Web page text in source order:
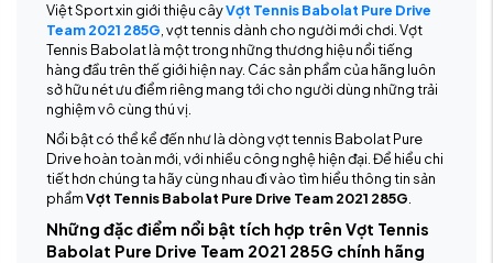
Việt Sport xin giới thiệu câyVợt Tennis Babolat Pure Drive
Team 2021 285G, vợt tennis dành cho người mới chơi. Vợt
Tennis Babolat là một trong những thương hiệu nổi tiếng
hàng đầu trên thế giới hiện nay. Các sản phẩm của hãng luôn
sở hữu nét ưu điểm riêng mang tới cho người dùng những trải
nghiệm vô cùng thú vị.
Nổi bật có thể kể đến như là dòng vợt tennis Babolat Pure
Drive hoàn toàn mới, với nhiều công nghệ hiện đại. Để hiểu chi
tiết hơn chúng ta hãy cùng nhau đi vào tìm hiểu thông tin sản
phẩmVợt Tennis Babolat Pure Drive Team 2021 285G.
Những đặc điểm nổi bật tích hợp trên Vợt Tennis
Babolat Pure Drive Team 2021 285G chính hãng